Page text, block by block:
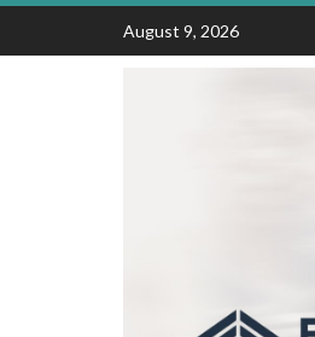
Skip
content
August 9, 2026